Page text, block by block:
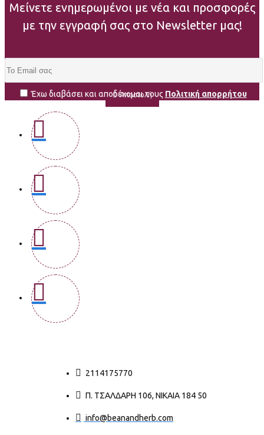
Μείνετε ενημερωμένοι με νέα και προσφορές
με την εγγραφή σας στο Newsletter μας!
Αποστολή
Έχω διαβάσει και αποδέχομαι τους Πολιτική απορρήτου
2114175770
Π. ΤΣΑΛΔΆΡΗ 106, ΝΊΚΑΙΑ 184 50
info@beanandherb.com